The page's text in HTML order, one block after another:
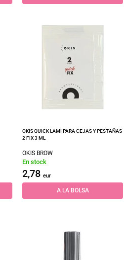
OKIS QUICK LAMI PARA CEJAS Y PESTAÑAS
2 FIX 3 ML
OKIS BROW
En stock
2,78 eur
A LA BOLSA